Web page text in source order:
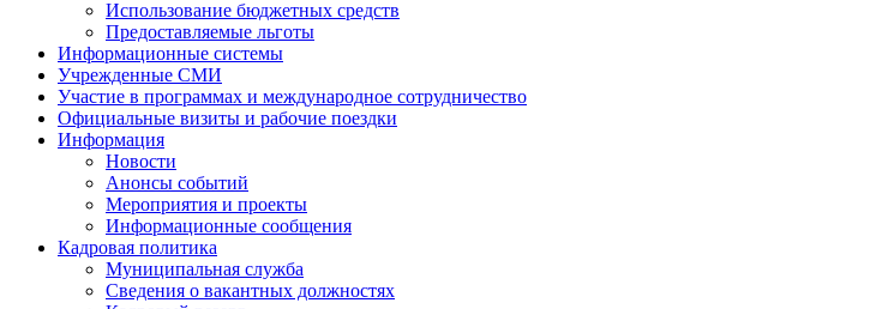
Использование бюджетных средств
Предоставляемые льготы
Информационные системы
Учрежденные СМИ
Участие в программах и международное сотрудничество
Официальные визиты и рабочие поездки
Информация
Новости
Анонсы событий
Мероприятия и проекты
Информационные сообщения
Кадровая политика
Муниципальная служба
Сведения о вакантных должностях